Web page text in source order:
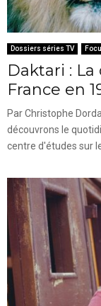
Dossiers séries TV
Daktari :
France en
Par Christophe
découvrons le
centre d'études sur